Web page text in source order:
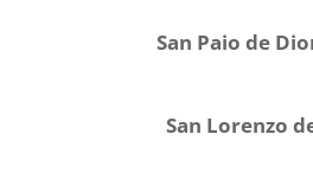
San Paio de
San Lorenzo